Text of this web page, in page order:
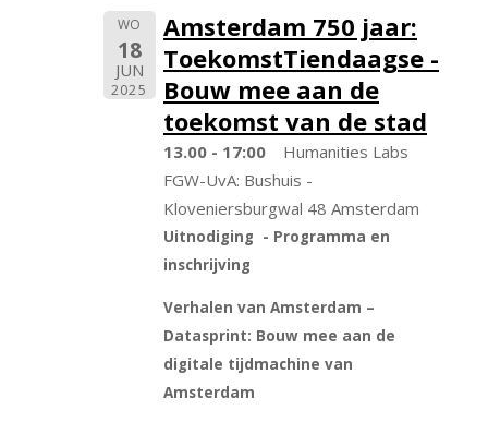
WO
18
JUN
2025
Amsterdam 750 jaar:
ToekomstTiendaagse -
Bouw mee aan de
toekomst van de stad
13.00 - 17:00
Humanities Labs
FGW-UvA: Bushuis -
Kloveniersburgwal 48 Amsterdam
Uitnodiging - Programma en
inschrijving
Verhalen van Amsterdam –
Datasprint: Bouw mee aan de
digitale tijdmachine van
Amsterdam